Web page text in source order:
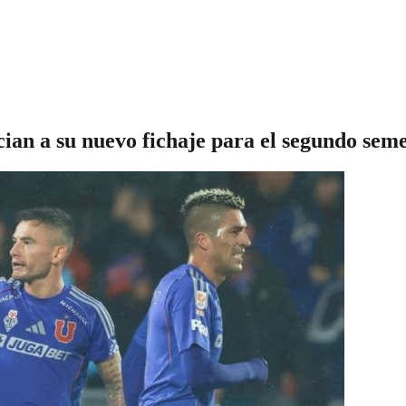
a su nuevo fichaje para el segundo